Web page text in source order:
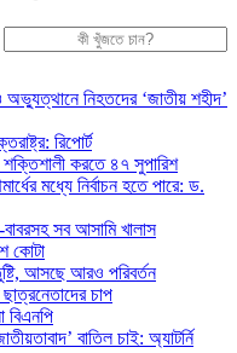
নিহতদের ‘জাতীয় শহীদ’
রিপোর্ট
করতে ৪৭ সুপারিশ
মধ্যে নির্বাচন হতে পারে: ড.
সব আসামি খালাস
কোটা
আসছে আরও পরিবর্তন
চাপ
বিএনপি
বাতিল চাই: অ্যাটর্নি